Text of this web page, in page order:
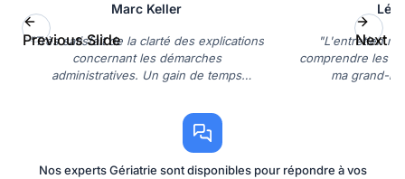
Marc Keller
"Très satisfait de la clarté des explications
concernant les démarches
administratives. Un gain de temps
Léa
"L'entretien
comprendre les
ma grand-
Previous Slide Next
Nos experts Gériatrie sont disponibles pour répondre à vos